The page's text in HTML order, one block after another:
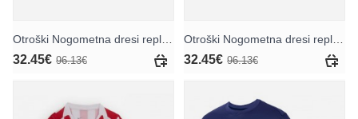
Otroški Nogometna dresi replika Atletico Madrid Conor Gallagher #4 Gostujoči 2026-27 Kratek rokav (+ hlače)
32.45€ 96.13€
Otroški Nogometna dresi replika Atletico Madrid Conor Gallagher #4 Tretji 2026-27 Kratek rokav (+ hlače)
32.45€ 96.13€